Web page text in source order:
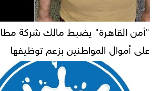
"أمن القاهرة" يضبط مالك شركة
على أموال المواطنين بزعم توظيفها